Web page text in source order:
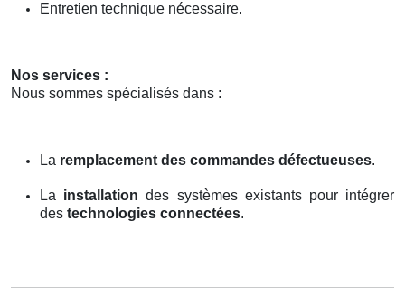
Entretien technique nécessaire.
Nos services :
Nous sommes spécialisés dans :
La remplacement des commandes défectueuses.
La installation des systèmes existants pour intégrer
des technologies connectées.